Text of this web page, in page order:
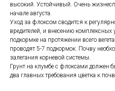
высокий. Устойчивый. Очень
начале августа.
Уход за флоксом сводится к
вредителей, и внесению
подкормке на протяжении всего
проводят 5-7 подкормок. Почву
залегания корневой системы.
Грунт на клумбе с флоксами должен
два главных требования цветка к